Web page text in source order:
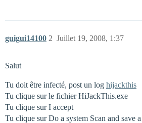
guigui14100 Juillet 19, 2008, 1:37
2
Salut
Tu doit être infecté, post un log hijackthis
Tu clique sur le fichier HiJackThis.exe
Tu clique sur I accept
Tu clique sur Do a system Scan and save